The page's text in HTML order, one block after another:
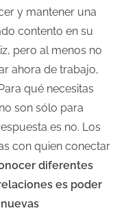
y mantener una
contento en su
pero al menos no
ahora de trabajo,
qué necesitas
son sólo para
es no. Los
con quien conectar
diferentes
es poder